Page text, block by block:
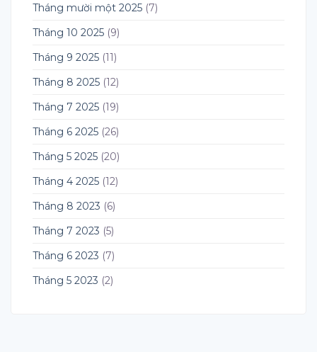
Tháng mười một 2025 (7)
Tháng 10 2025 (9)
Tháng 9 2025 (11)
Tháng 8 2025 (12)
Tháng 7 2025 (19)
Tháng 6 2025 (26)
Tháng 5 2025 (20)
Tháng 4 2025 (12)
Tháng 8 2023 (6)
Tháng 7 2023 (5)
Tháng 6 2023 (7)
Tháng 5 2023 (2)